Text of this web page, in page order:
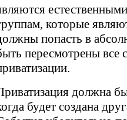
которые
попасть в
пересмотрены все
должна
будет создана